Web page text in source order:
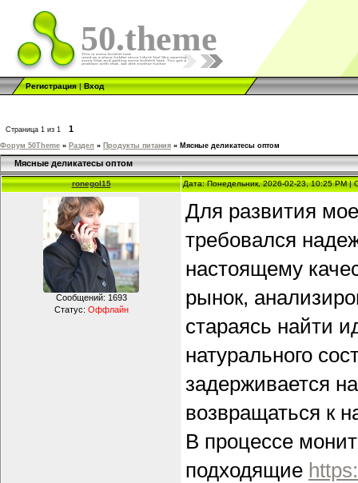
50.theme
Регистрация|Вход
Страница 1 из 1 1
Форум 50Theme » Раздел » Продукты питания » Мясные деликатесы оптом
Мясные деликатесы оптом
ronegol15 Дата: Понедельник, 2026-02-23, 10:25 PM
Сообщений: 1693
Статус: Оффлайн
Для развития
требовался
настоящему
рынок,
стараясь найти
натурального
задерживается
возвращаться к
В процессе
подходящие